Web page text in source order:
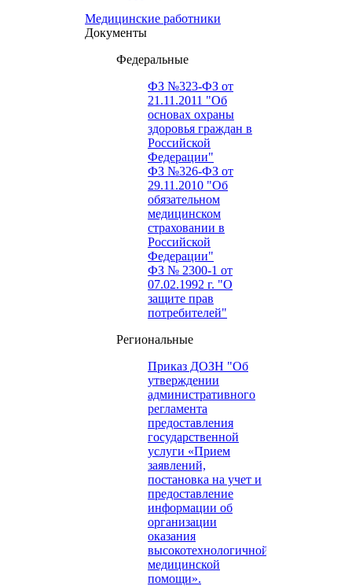
Медицинские работники
Документы
Федеральные
ФЗ №323-ФЗ от
21.11.2011 "Об
основах охраны
здоровья граждан в
Российской
Федерации"
ФЗ №326-ФЗ от
29.11.2010 "Об
обязательном
медицинском
страховании в
Российской
Федерации"
ФЗ № 2300-1 от
07.02.1992 г. "О
защите прав
потребителей"
Региональные
Приказ ДОЗН "Об
утверждении
административного
регламента
предоставления
государственной
услуги «Прием
заявлений,
постановка на учет и
предоставление
информации об
организации
оказания
высокотехнологичной
медицинской
помощи».